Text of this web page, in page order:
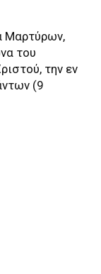
Mαρτύρων,
του
την εν
(9